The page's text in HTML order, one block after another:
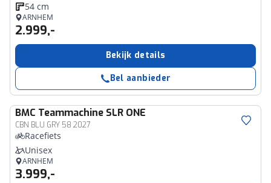
54 cm
ARNHEM
2.999,-
Bekijk details
Bel aanbieder
BMC Teammachine SLR ONE
CBN BLU GRY 58 2027
Racefiets
Unisex
ARNHEM
3.999,-